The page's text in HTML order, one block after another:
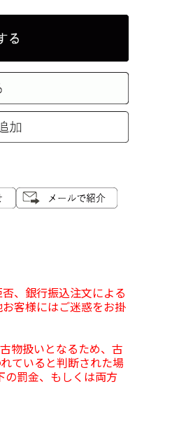
、銀行振込注文による
客様にはご迷惑をお掛
物扱いとなるため、古
ていると判断された場
の罰金、もしくは両方